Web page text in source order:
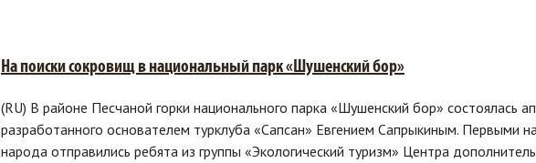
На поиски сокровищ в национальный парк «Шушенский бор»
(RU) В районе Песчаной горки национального парка «Шушенский бор» состоялась
разработанного основателем турклуба «Сапсан» Евгением Сапрыкиным. Первыми
народа отправились ребята из группы «Экологический туризм» Центра